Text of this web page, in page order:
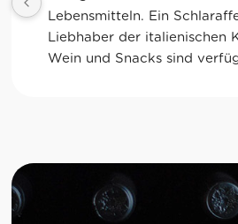
Kaffee sind ebenfalls
glutenfreie Optionen.